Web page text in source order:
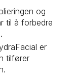
og
til å forbedre
er
tilfører